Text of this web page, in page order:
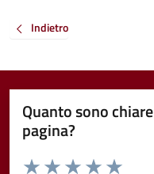
Indietro
Quanto sono
pagina?
Valuta da 1 a 5 stelle la pagina